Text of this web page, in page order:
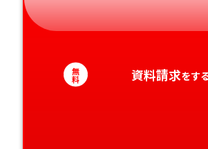
静岡県
和歌山県
徳島県
大分県
無
料 資料請求をす